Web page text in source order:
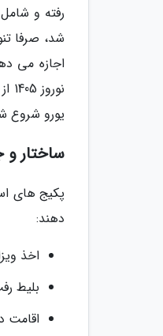
رفته و
شد، صرفا
اجازه می
یورو شروع
ساختار و
پکیج های
دهند:
اخذ ویزای شینگن
بلیط
اقامت در